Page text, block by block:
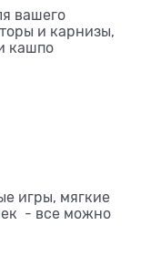
вашего
и карнизы,
кашпо
игры, мягкие
- все можно